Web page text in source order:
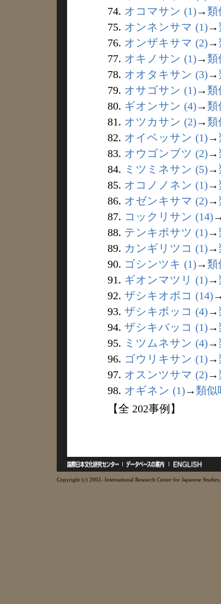
74. オコマサン (1)→ 類
75. オンネンサマ (1)→
76. オンザキサマ (2)→
77. オキノサン (1)→ 類
78. オオタキサン (3)→
79. オサゴサン (1)→ 類
80. ギオンサン (4)→ 類
81. オツカサン (2)→ 類
82. オイベッサン (1)→
83. オウゴンブツ (2)→
84. ミツミネサン (5)→
85. オコノノネン (1)→
86. オゼンキサマ (2)→
87. コックリサン (14)
88. テンキボサツ (1)→
89. カンギリツコ (1)→
90. ゴシンツキ (1)→ 類
91. ギオンマツリ (1)→
92. ザシキオボコ (14)
93. ザシキボッコ (4)→
94. ザシキバッコ (1)→
95. ミツムネサン (4)→
96. ゴウリキサン (1)→
97. オスンツサマ (2)→
98. オギネン (1)→ 類似
【全 202事例】
Copyright (c) 2002- International Research Center for Japanese